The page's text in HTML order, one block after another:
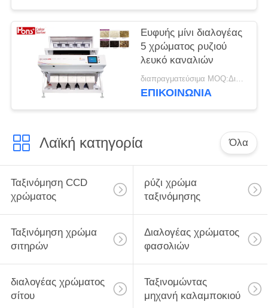
Ευφυής μίνι διαλογέας
5 χρώματος ρυζιού
λευκό καναλιών
διαπραγματεύσιμα MOQ:Διαπραγματεύσιμος
ΕΠΙΚΟΙΝΩΝΊΑ
Λαϊκή κατηγορία Όλα
Ταξινόμηση CCD
χρώματος
ρύζι χρώμα
ταξινόμησης
Ταξινόμηση χρώμα
σιτηρών
Διαλογέας χρώματος
φασολιών
διαλογέας χρώματος
σίτου
Ταξινομώντας
μηχανή καλαμποκιού